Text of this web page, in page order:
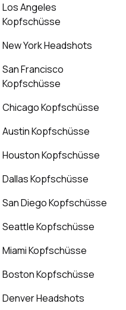
Los Angeles
Kopfschüsse
New York Headshots
San Francisco
Kopfschüsse
Chicago Kopfschüsse
Austin Kopfschüsse
Houston Kopfschüsse
Dallas Kopfschüsse
San Diego Kopfschüsse
Seattle Kopfschüsse
Miami Kopfschüsse
Boston Kopfschüsse
Denver Headshots